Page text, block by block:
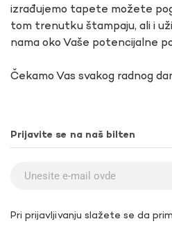
izrađujemo tapete možete
tom trenutku štampaju, ali i
nama oko Vaše potencijalne
Čekamo Vas svakog radnog
Prijavite se na naš bilten
Pri prijavljivanju slažete se da